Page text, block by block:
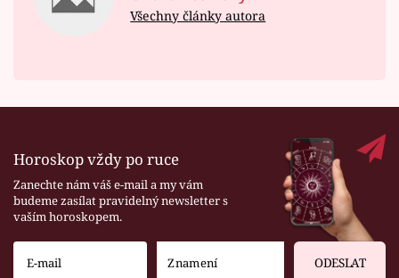
Všechny články autora
Horoskop vždy po ruce
Zanechte nám váš e-mail a my vám
budeme zasílat pravidelný newsletter s
vaším horoskopem.
ODESLAT